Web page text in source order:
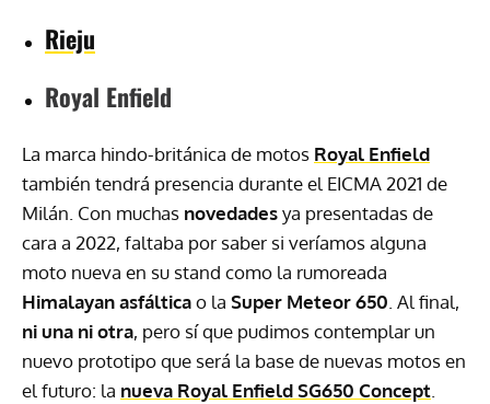
Rieju
Royal Enfield
La marca hindo-británica de motos Royal Enfield
también tendrá presencia durante el EICMA 2021 de
Milán. Con muchas novedadesya presentadas de
cara a 2022, faltaba por saber si veríamos alguna
moto nueva en su stand como la rumoreada
Himalayan asfálticao la Super Meteor 650. Al final,
ni una ni otra, pero sí que pudimos contemplar un
nuevo prototipo que será la base de nuevas motos en
el futuro: la nueva Royal Enfield SG650 Concept.